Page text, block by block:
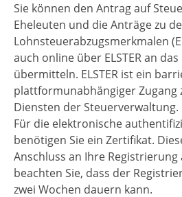
Sie können den Antrag auf
Eheleuten und die Anträge zu
Lohnsteuerabzugsmerkmalen
auch online über ELSTER an
übermitteln. ELSTER ist ein
plattformunabhängiger Zugang
Diensten der Steuerverwaltung.
Für die elektronische
benötigen Sie ein Zertifikat.
Anschluss an Ihre Registrierung
beachten Sie, dass der
zwei Wochen dauern kann.